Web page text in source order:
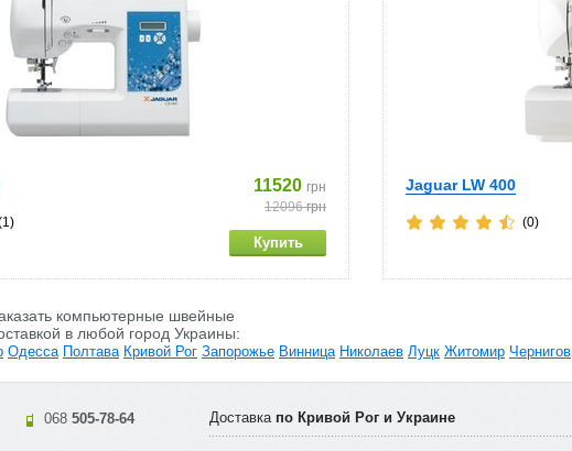
11520 грн
12096грн
Jaguar LW 400
(0)
компьютерные швейные
в любой город Украины:
Одесса Полтава Кривой Рог Запорожье Винница Николаев Луцк Житомир Чернигов
068 505-78-64 Доставка по Кривой Рог и Украине